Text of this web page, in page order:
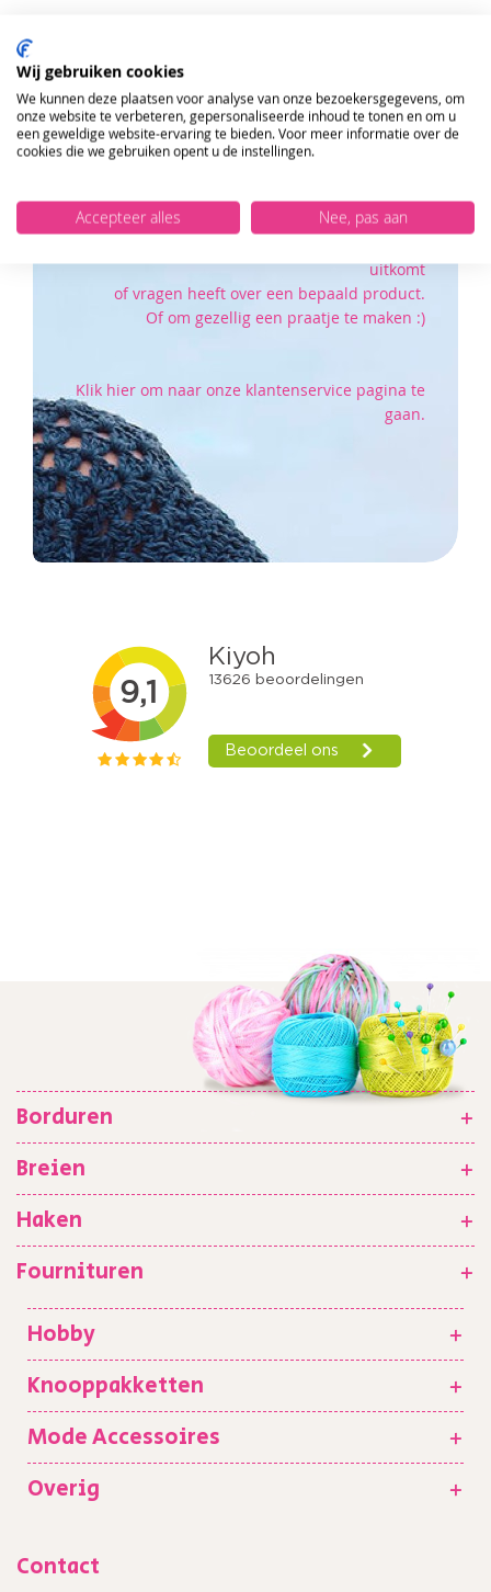
Heeft u vragen?
uitkomt
of vragen heeft over een bepaald product.
Of om gezellig een praatje te maken :)
Klik hier om naar onze klantenservice pagina te
gaan.
Borduren
+
Breien
+
Haken
+
Fournituren
+
Hobby
+
Knooppakketten
+
Mode Accessoires
+
Overig
+
Contact
ONTVANG DE NIEUWSBRIEF EN KRIJG
10%KORTING OP JE EERSTE ONLINE
BESTELLING!
VERSTUUR
Wij gebruiken cookies
We kunnen deze plaatsen voor analyse van onze bezoekersgegevens, om
onze website te verbeteren, gepersonaliseerde inhoud te tonen en om u
een geweldige website-ervaring te bieden. Voor meer informatie over de
cookies die we gebruiken opent u de instellingen.
Accepteer alles Nee, pas aan